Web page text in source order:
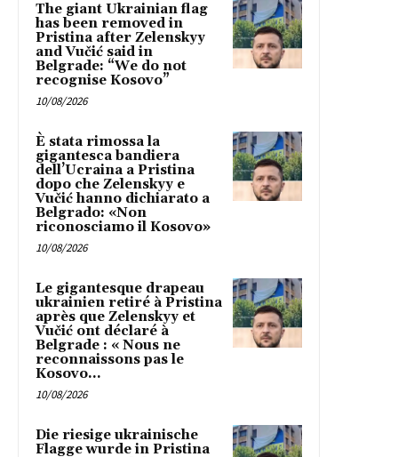
The giant Ukrainian flag
has been removed in
Pristina after Zelenskyy
and Vučić said in
Belgrade: “We do not
recognise Kosovo”
10/08/2026
È stata rimossa la
gigantesca bandiera
dell’Ucraina a Pristina
dopo che Zelenskyy e
Vučić hanno dichiarato a
Belgrado: «Non
riconosciamo il Kosovo»
10/08/2026
Le gigantesque drapeau
ukrainien retiré à Pristina
après que Zelenskyy et
Vučić ont déclaré à
Belgrade : « Nous ne
reconnaissons pas le
Kosovo...
10/08/2026
Die riesige ukrainische
Flagge wurde in Pristina